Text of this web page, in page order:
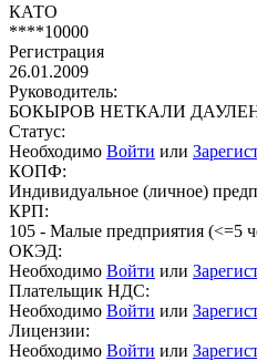
КАТО
****10000
Регистрация
26.01.2009
Руководитель:
БОКЫРОВ НЕТКАЛИ
Статус:
Необходимо Войти или
КОПФ:
Индивидуальное (личное)
КРП:
105 - Малые предприятия (<=5
ОКЭД:
Необходимо Войти или
Плательщик НДС:
Необходимо Войти или
Лицензии:
Необходимо Войти или